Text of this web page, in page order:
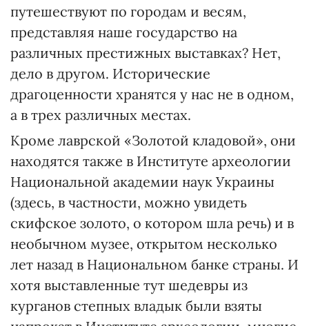
путешествуют по городам и весям,
представляя наше государство на
различных престижных выставках? Нет,
дело в другом. Исторические
драгоценности хранятся у нас не в одном,
а в трех различных местах.
Кроме лаврской «Золотой кладовой», они
находятся также в Институте археологии
Национальной академии наук Украины
(здесь, в частности, можно увидеть
скифское золото, о котором шла речь) и в
необычном музее, открытом несколько
лет назад в Национальном банке страны. И
хотя выставленные тут шедевры из
курганов степных владык были взяты